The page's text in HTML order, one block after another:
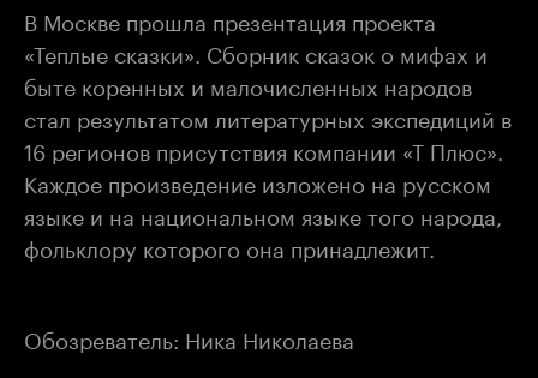
В Москве прошла презентация проекта
«Теплые сказки». Сборник сказок о мифах и
быте коренных и малочисленных народов
стал результатом литературных экспедиций в
16 регионов присутствия компании «Т Плюс».
Каждое произведение изложено на русском
языке и на национальном языке того народа,
фольклору которого она принадлежит.
Обозреватель: Ника Николаева